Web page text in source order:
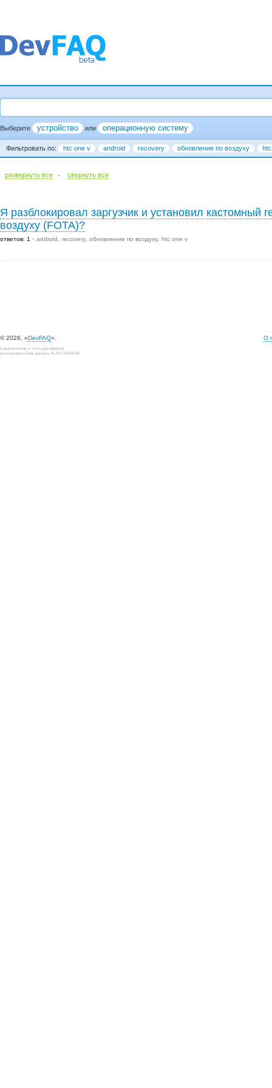
Выберите устройство или операционную систему
Фильтровать по: htc one v android recovery обновление по воздуху
развернуть все · cвернуть все
Я разблокировал заргузчик и установил кастомный
воздуху (FOTA)?
ответов: 1 android recovery обновление по воздуху htc one v
© 2026, «DevFAQ». О
Свидетельство о государственной
регистрации базы данных №2012620649.